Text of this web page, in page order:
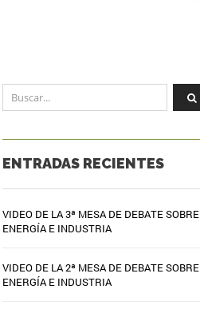
ENTRADAS RECIENTES
VIDEO DE LA 3ª MESA DE DEBATE SOBRE
ENERGÍA E INDUSTRIA
VIDEO DE LA 2ª MESA DE DEBATE SOBRE
ENERGÍA E INDUSTRIA